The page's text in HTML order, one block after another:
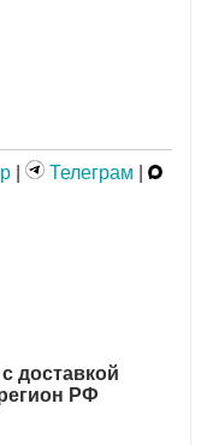
Телеграм
доставкой
РФ